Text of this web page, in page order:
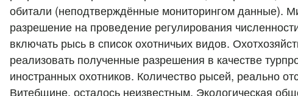
обитали (неподтверждённые мониторингом данные).
разрешение на проведение регулирования
включать рысь в список охотничьих видов.
реализовать полученные разрешения в качестве
иностранных охотников. Количество рысей, реально
Витебщине, осталось неизвестным. Экологическая